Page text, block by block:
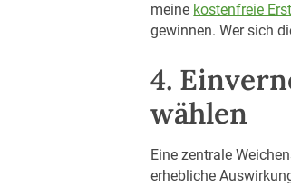
meine kostenfreie
gewinnen. Wer sich
4.
wählen
Eine zentrale
erhebliche